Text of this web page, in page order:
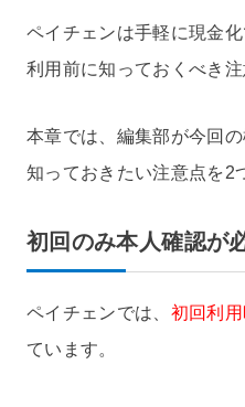
ペイチェンは手軽に現金
利用前に知っておくべき
本章では、編集部が今回
知っておきたい注意点を2
初回のみ本人確認が
ペイチェンでは、 初回利
ています。